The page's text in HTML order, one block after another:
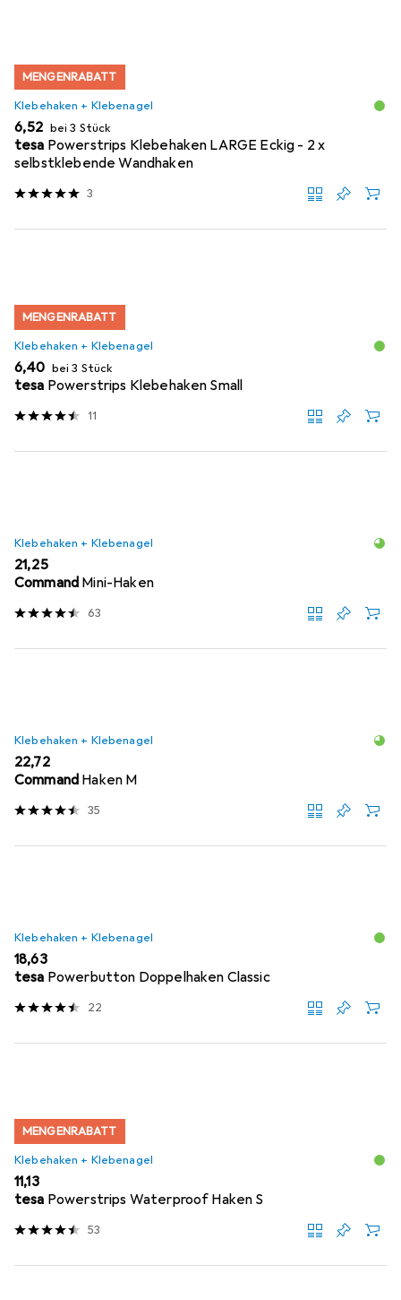
MENGENRABATT
Klebehaken + Klebenagel
EUR
6,52 bei 3 Stück
tesa Powerstrips Klebehaken LARGE Eckig - 2 x
selbstklebende Wandhaken
3
MENGENRABATT
Klebehaken + Klebenagel
EUR
6,40 bei 3 Stück
tesa Powerstrips Klebehaken Small
11
Klebehaken + Klebenagel
EUR
21,25
Command Mini-Haken
63
Klebehaken + Klebenagel
EUR
22,72
Command Haken M
35
Klebehaken + Klebenagel
EUR
18,63
tesa Powerbutton Doppelhaken Classic
22
MENGENRABATT
Klebehaken + Klebenagel
EUR
11,13
tesa Powerstrips Waterproof Haken S
53